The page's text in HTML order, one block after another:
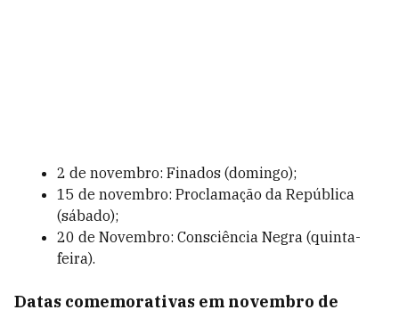
2 de novembro: Finados (domingo);
15 de novembro: Proclamação da República
(sábado);
20 de Novembro: Consciência Negra (quinta-
feira).
Datas comemorativas em novembro de